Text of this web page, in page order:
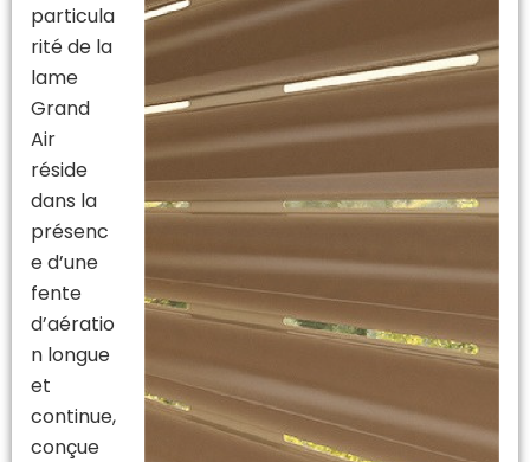
particula
rité de la
lame
Grand
Air
réside
dans la
présenc
e d’une
fente
d’aératio
n longue
et
continue,
conçue